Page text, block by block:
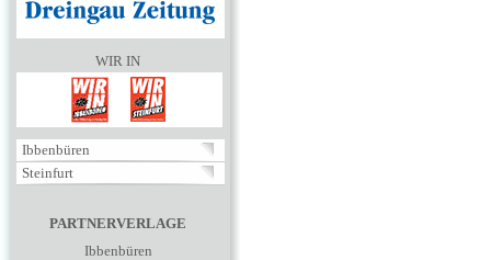
WIR IN
Ibbenbüren
Steinfurt
PARTNERVERLAGE
Ibbenbüren